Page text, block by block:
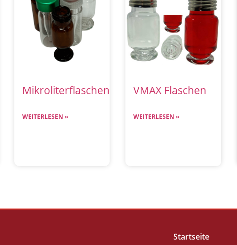
Mikroliterflaschen
WEITERLESEN »
VMAX Flaschen
WEITERLESEN »
Startseite